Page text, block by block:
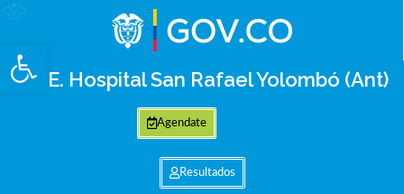
Abrir barra de herramientas
E.S.E. Hospital San Rafael Yolombó (Ant)
Agendate
Resultados